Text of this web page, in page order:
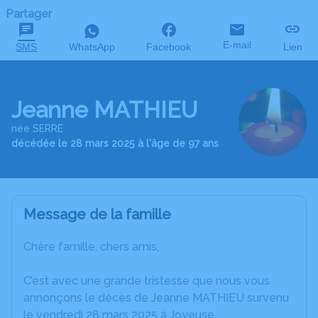
Partager
SMS WhatsApp Facebook E-mail Lien
Jeanne MATHIEU
née SERRE
décédée le 28 mars 2025 à l'âge de 97 ans
Message de la famille
Chère famille, chers amis,
C’est avec une grande tristesse que nous vous
annonçons le décès de Jeanne MATHIEU survenu
le vendredi 28 mars 2025 à Joyeuse.